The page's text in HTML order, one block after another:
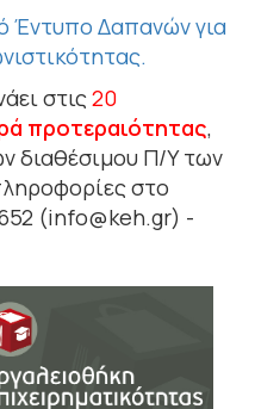
Έντυπο Δαπανών για
στις20
προτεραιότητας,
διαθέσιμου Π/Υ των
στο
(info@keh.gr) -